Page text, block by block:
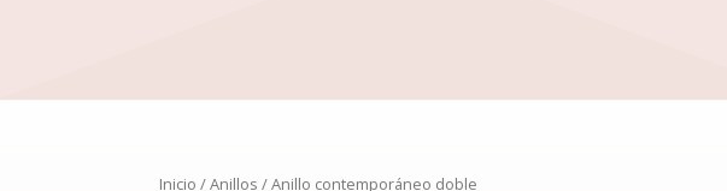
Inicio /Anillos / Anillo contemporáneo doble